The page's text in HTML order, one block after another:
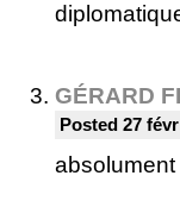
GÉRARD
Posted 27
absolument